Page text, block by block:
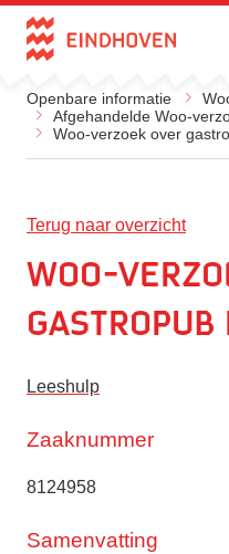
Direct naar de inhoud
Openbare informatie
Afgehandelde Woo-
Woo-verzoek over
Terug naar overzicht
Woo-
gastropub
Leeshulp
Zaaknummer
8124958
Samenvatting